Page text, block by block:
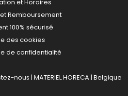
et Horaires
Remboursement
100% sécurisé
des cookies
de confidentialité
nous | MATERIEL HORECA | Belgique